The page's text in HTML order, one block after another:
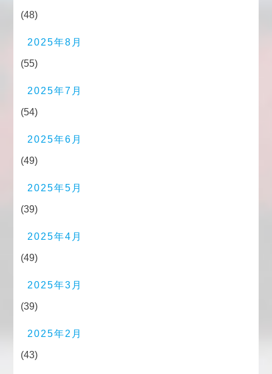
(48)
2025年8月
(55)
2025年7月
(54)
2025年6月
(49)
2025年5月
(39)
2025年4月
(49)
2025年3月
(39)
2025年2月
(43)